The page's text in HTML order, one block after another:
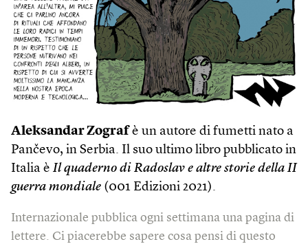
Aleksandar Zograf è un autore di fumetti nato a
Pančevo, in Serbia. Il suo ultimo libro pubblicato in
Italia è Il quaderno di Radoslav e altre storie della II
guerra mondiale (001 Edizioni 2021).
Internazionale pubblica ogni settimana una pagina di
lettere. Ci piacerebbe sapere cosa pensi di questo